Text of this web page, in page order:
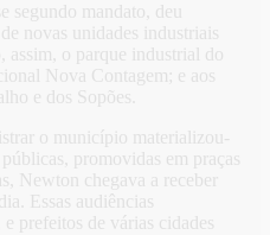
segundo mandato, deu
novas unidades industriais
o parque industrial do
Nova Contagem; e aos
e dos Sopões.
o município materializou-
promovidas em praças
Newton chegava a receber
Essas audiências
prefeitos de várias cidades